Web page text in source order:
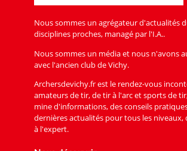
Nous sommes un agrégateur d'actualités
disciplines proches, managé par l'I.A..
Nous sommes un média et nous n'avons
avec l'ancien club de Vichy.
Archersdevichy.fr est le rendez-vous
amateurs de tir, de tir à l'arc et sports de
mine d'informations, des conseils
dernières actualités pour tous les
à l'expert.